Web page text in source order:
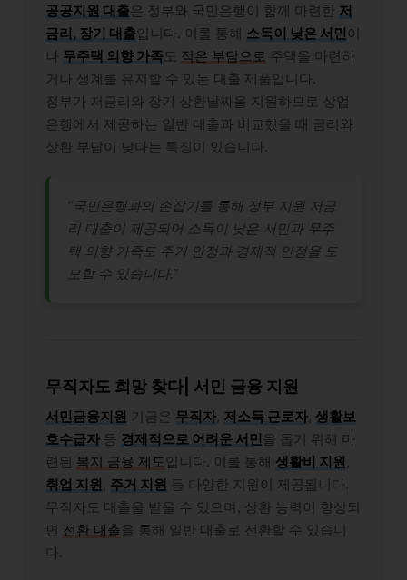
공공지원 대출은 정부와 국민은행이 함께 마련한 저
금리, 장기 대출입니다. 이를 통해 소득이 낮은 서민 이
나 무주택 의향 가족도 적은 부담으로 주택을 마련하
거나 생계를 유지할 수 있는 대출 제품입니다.
정부가 저금리와 장기 상환날짜을 지원하므로 상업
은행에서 제공하는 일반 대출과 비교했을 때 금리와
상환 부담이 낮다는 특징이 있습니다.
“국민은행과의 손잡기를 통해 정부 지원 저금
리 대출이 제공되어 소득이 낮은 서민과 무주
택 의향 가족도 주거 안정과 경제적 안정을 도
모할 수 있습니다.”
무직자도 희망 찾다| 서민 금융 지원
서민금융지원 기금은 무직자 저소득 근로자 생활보
호수급자 등 경제적으로 어려운 서민을 돕기 위해 마
련된 복지 금융 제도 입니다. 이를 통해 생활비 지원
취업 지원 주거 지원 등 다양한 지원이 제공됩니다.
무직자도 대출을 받을 수 있으며, 상환 능력이 향상되
면 전환 대출을 통해 일반 대출로 전환할 수 있습니
다.